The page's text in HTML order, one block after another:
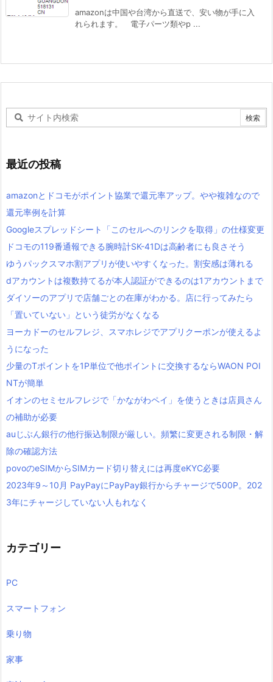
amazonは中国や台湾から直送で、安い物が手に入
れられます。 電子パーツ類やp ...
最近の投稿
amazonとドコモがポイント協業で還元率アップ。やや複雑なので
還元率例を計算
Googleスプレッドシート「このセルへのリンクを取得」の仕様変更
ドコモの119番通報できる腕時計SK-41Dは高齢者にも良さそう
ゆうパックスマホ割アプリが使いやすくなった。割安感は薄れる
dアカウントは複数持てるが本人認証ができるのは1アカウントまで
ダイソーのアプリで店舗ごとの在庫がわかる。店に行ってみたら
「置いていない」という徒労がなくなる
ヨーカドーのセルフレジ、スマホレジでアプリクーポンが使えるよ
うになった
少量のTポイントを1P単位で他ポイントに交換するならWAON POI
NTが簡単
イオンのセミセルフレジで「かながわペイ」を使うときは店員さん
の補助が必要
auじぶん銀行の他行振込制限が厳しい。頻繁に変更される制限・解
除の確認方法
povoのeSIMからSIMカード切り替えには再度eKYC必要
2023年9～10月 PayPayにPayPay銀行からチャージで500P。202
3年にチャージしていない人もれなく
カテゴリー
PC
スマートフォン
乗り物
家事